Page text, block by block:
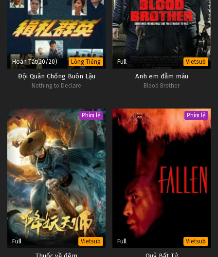
Hoàn Tất(20/20) Lồng Tiếng
Đội Quân Chống Buôn Lậu
Nothing to Declare
Full Vietsub
Anh em đẫm máu
Blood Brother
Phim lẻ
Full Vietsub
Phim lẻ
Full Vietsub